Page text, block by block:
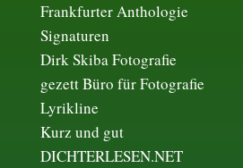
Frankfurter Anthologie
Signaturen
Dirk Skiba Fotografie
gezett Büro für Fotografie
Lyrikline
Kurz und gut
DICHTERLESEN.NET